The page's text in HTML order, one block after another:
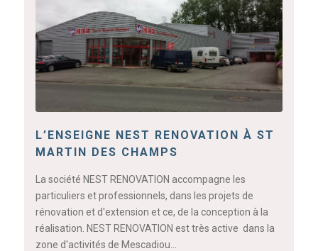
L’ENSEIGNE NEST RENOVATION À ST
MARTIN DES CHAMPS
La société NEST RENOVATION accompagne les
particuliers et professionnels, dans les projets de
rénovation et d'extension et ce, de la conception à la
réalisation. NEST RENOVATION est très active dans la
zone d'activités de Mescadiou…